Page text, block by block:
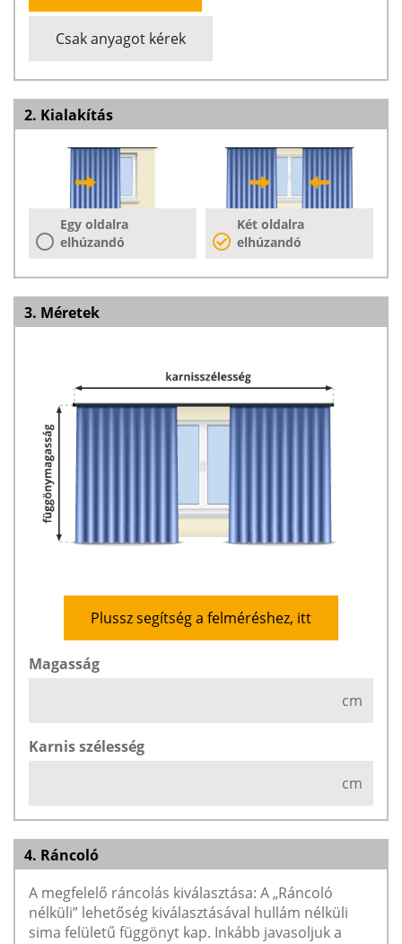
Csak anyagot kérek
2. Kialakítás
Egy oldalra
elhúzandó
Két oldalra
elhúzandó
3. Méretek
Plussz segítség a felméréshez, itt
Magasság
cm
Karnis szélesség
cm
4. Ráncoló
A megfelelő ráncolás kiválasztása: A „Ráncoló
nélküli” lehetőség kiválasztásával hullám nélküli
sima felületű függönyt kap. Inkább javasoljuk a